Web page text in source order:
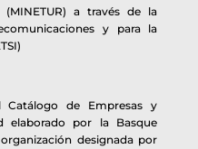
a través de la
y para la
Catálogo de Empresas y
elaborado por la Basque
designada por